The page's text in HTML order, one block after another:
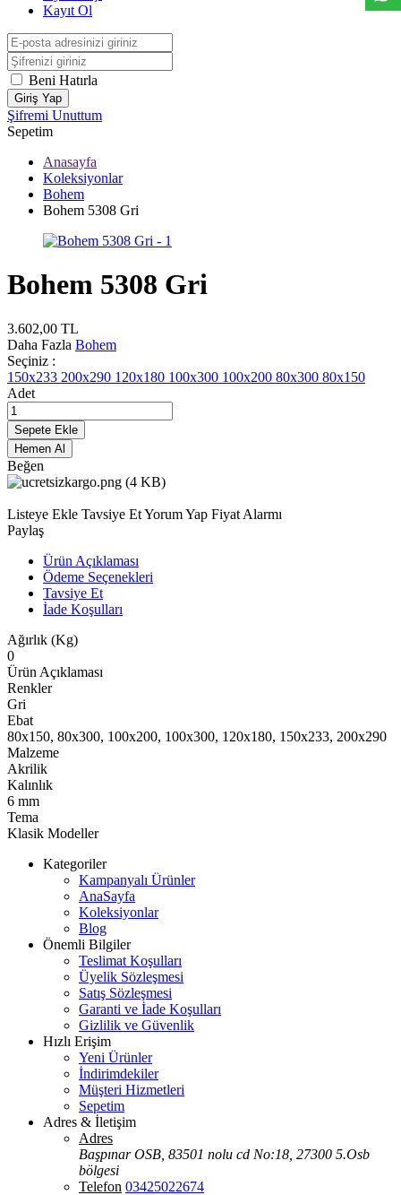
Kayıt Ol
Beni Hatırla
Giriş Yap
Şifremi Unuttum
Sepetim
Anasayfa
Koleksiyonlar
Bohem
Bohem 5308 Gri
Bohem 5308 Gri
3.602,00 TL
Daha Fazla Bohem
Seçiniz :
150x233 200x290 120x180 100x300 100x200 80x300 80x150
Adet
Sepete Ekle
Hemen Al
Beğen
Listeye Ekle Tavsiye EtYorum Yap Fiyat Alarmı
Paylaş
Ürün Açıklaması
Ödeme Seçenekleri
Tavsiye Et
İade Koşulları
Ağırlık (Kg)
0
Ürün Açıklaması
Renkler
Gri
Ebat
80x150, 80x300, 100x200, 100x300, 120x180, 150x233, 200x290
Malzeme
Akrilik
Kalınlık
6 mm
Tema
Klasik Modeller
Kategoriler
Kampanyalı Ürünler
AnaSayfa
Koleksiyonlar
Blog
Önemli Bilgiler
Teslimat Koşulları
Üyelik Sözleşmesi
Satış Sözleşmesi
Garanti ve İade Koşulları
Gizlilik ve Güvenlik
Hızlı Erişim
Yeni Ürünler
İndirimdekiler
Müşteri Hizmetleri
Sepetim
Adres & İletişim
Adres
Başpınar OSB, 83501 nolu cd No:18, 27300 5.Osb
bölgesi
Telefon 03425022674